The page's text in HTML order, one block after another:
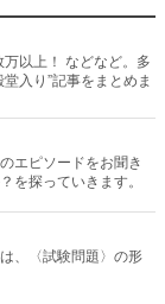
以上！ などなど。多
入り”記事をまとめま
エピソードをお聞き
を探っていきます。
、〈試験問題〉の形